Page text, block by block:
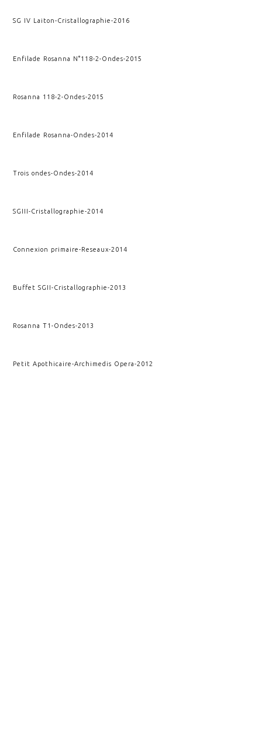
SG IV Laiton-Cristallographie-2016
Enfilade Rosanna N°118-2-Ondes-2015
Rosanna 118-2-Ondes-2015
Enfilade Rosanna-Ondes-2014
Trois ondes-Ondes-2014
SGIII-Cristallographie-2014
Connexion primaire-Reseaux-2014
Buffet SGII-Cristallographie-2013
Rosanna T1-Ondes-2013
Petit Apothicaire-Archimedis Opera-2012